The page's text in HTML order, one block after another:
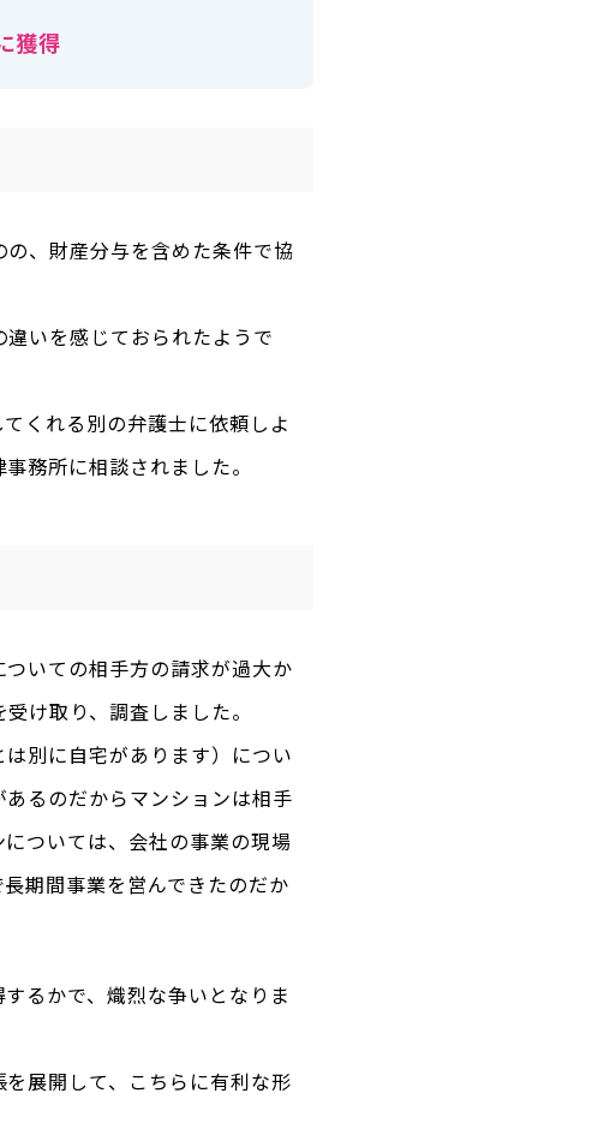
獲得
、財産分与を含めた条件で協
いを感じておられたようで
くれる別の弁護士に依頼しよ
務所に相談されました。
いての相手方の請求が過大か
け取り、調査しました。
別に自宅があります）につい
るのだからマンションは相手
ついては、会社の事業の現場
期間事業を営んできたのだか
るかで、熾烈な争いとなりま
展開して、こちらに有利な形